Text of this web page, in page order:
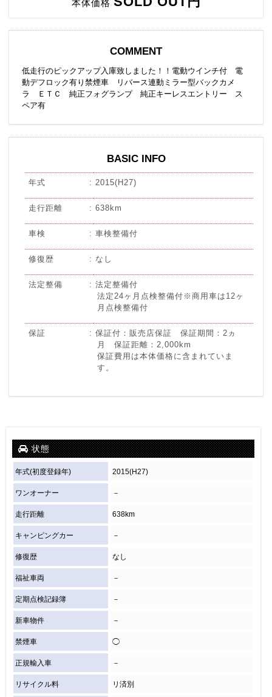
本体価格
COMMENT
低走行のピックアップ入庫致しました！！電動ウインチ付 電
動デフロック有り禁煙車 リバース連動ミラー型バックカメ
ラ ＥＴＣ 純正フォグランプ 純正キーレスエントリー ス
ペア有
BASIC INFO
年式 2015(H27)
走行距離 638km
車検 車検整備付
修復歴 なし
法定整備
法定整備付
法定24ヶ月点検整備付※商用車は12ヶ
月点検整備付
保証
保証付：販売店保証 保証期間：2ヵ
月 保証距離：2,000km
保証費用は本体価格に含まれていま
す。
状態
年式(初度登録年) 2015(H27)
ワンオーナー －
走行距離 638km
キャンピングカー －
修復歴 なし
福祉車両 －
定期点検記録簿 －
新車物件 －
禁煙車 ◯
正規輸入車 －
リサイクル料 リ済別